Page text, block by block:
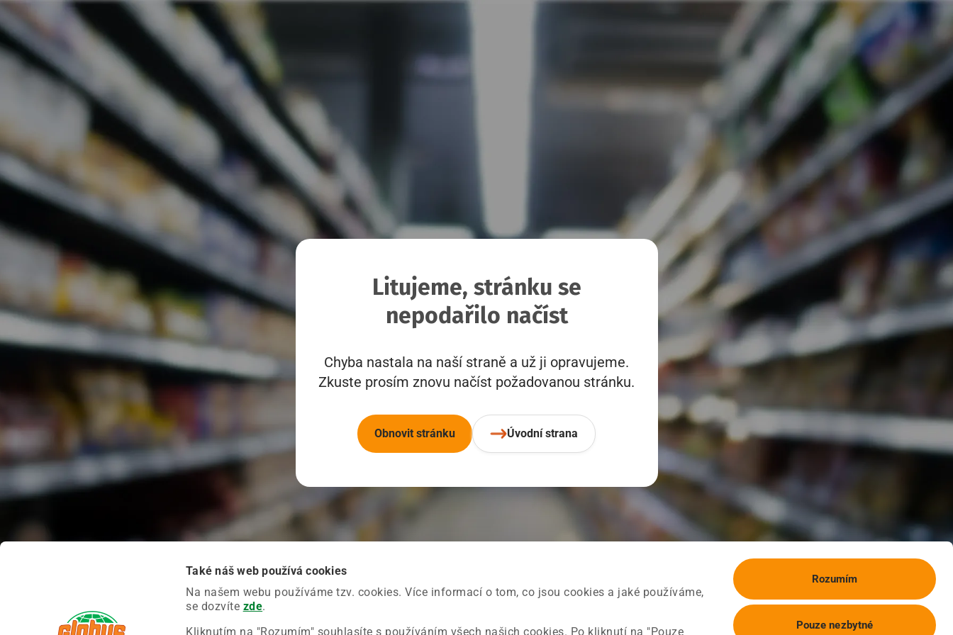
Také náš web používá cookies
Na našem webu používáme tzv. cookies. Více informací o tom, co jsou cookies a jaké používáme,
se dozvíte zde.
Kliknutím na "Rozumím" souhlasíte s používáním všech našich cookies. Po kliknutí na "Pouze
Rozumím
Pouze nezbytné
Litujeme, stránku se
nepodařilo načíst
Chyba nastala na naší straně a už ji opravujeme.
Zkuste prosím znovu načíst požadovanou stránku.
Obnovit stránku Úvodní strana